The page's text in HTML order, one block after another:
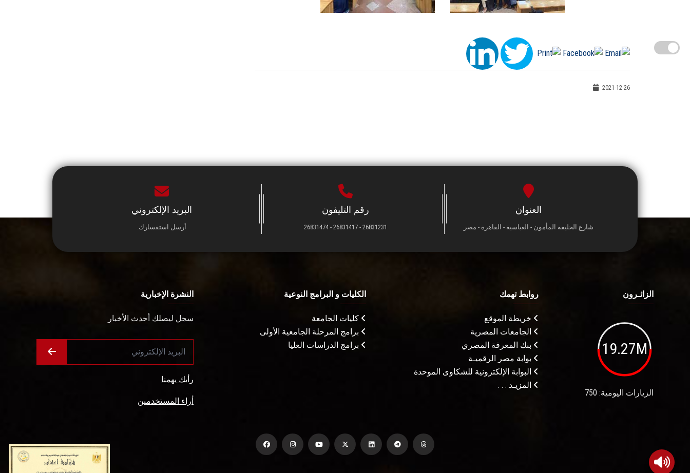
2021-12-26
العنوان
شارع الخليفة المأمون - العباسية - القاهرة - مصر
رقم التليفون
26831231 - 26831417 - 26831474
البريد الإلكتروني
أرسل استفسارك.
الزائـرون
19.27M
الزيارات اليومية: 750
روابط تهمك
خريطة الموقع
الجامعات المصرية
بنك المعرفة المصري
بوابة مصر الرقميـة
البوابة الإلكترونية للشكاوى الموحدة
المزيـد . . .
الكليات و البرامج النوعية
كليات الجامعة
برامج المرحلة الجامعية الأولى
برامج الدراسات العليا
النشرة الإخبارية
سجل ليصلك أحدث الأخبار
رأيك يهمنا
أراء المستخدمين